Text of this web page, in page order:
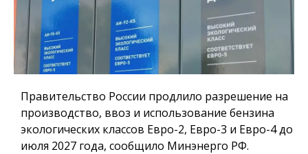
Правительство России продлило разрешение на
производство, ввоз и использование бензина
экологических классов Евро-2, Евро-3 и Евро-4 до
июля 2027 года, сообщило Минэнерго РФ.